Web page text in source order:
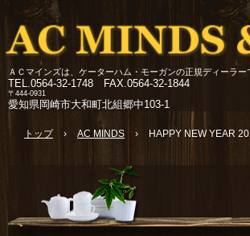
ＡＣマインズは、ケーターハム・モーガンの正規ディーラー
TEL.0564-32-1748 FAX.0564-32-1844
〒444-0931
愛知県岡崎市大和町北組郷中103-1
トップ › AC MINDS › HAPPY NEW YEAR